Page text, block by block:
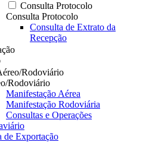
Consulta Protocolo
Consulta Protocolo
Consulta de Extrato da
Recepção
Rodoviário
Rodoviário
Manifestação Aérea
Manifestação Rodoviária
Consultas e Operações
de Exportação